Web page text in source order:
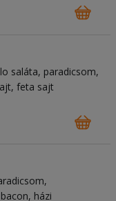
saláta, paradicsom,
feta sajt
házi